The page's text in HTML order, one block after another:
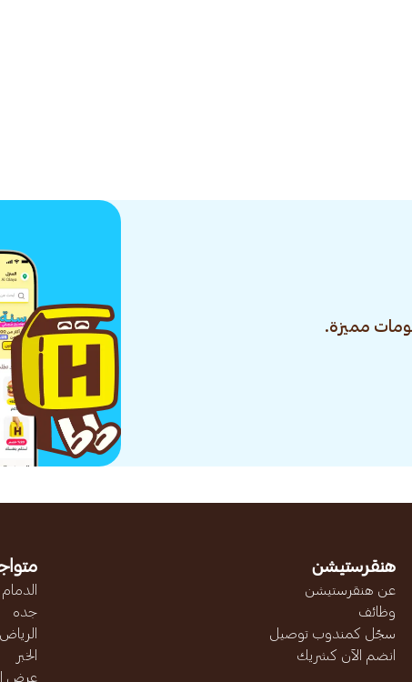
مميزة.
هنقرستيشن
عن هنقرستيشن
وظائف
سجّل كمندوب توصيل
انضم الآن كشريك
الدمام
جده
الرياض
الخبر
عرض